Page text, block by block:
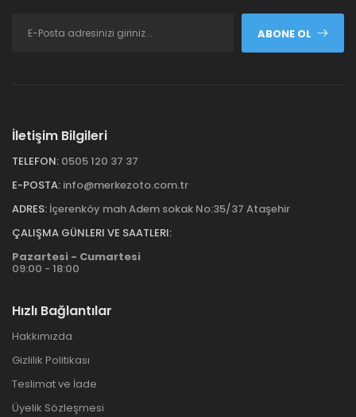
ABONE OL
İletişim Bilgileri
TELEFON: 0505 120 37 37
E-POSTA: info@merkezoto.com.tr
ADRES: İçerenköy mah Adem sokak No:35/37 Ataşehir
ÇALIŞMA GÜNLERI VE SAATLERI:
Pazartesi - Cumartesi
09:00 - 18:00
Hızlı Bağlantılar
Hakkımızda
Gizlilik Politikası
Teslimat ve İade
Üyelik Sözleşmesi